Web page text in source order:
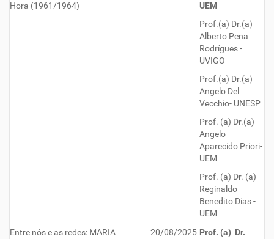
Hora (1961/1964)
UEM
Prof.(a) Dr.(a)
Alberto Pena
Rodrígues -
UVIGO
Prof.(a) Dr.(a)
Angelo Del
Vecchio- UNESP
Prof. (a) Dr.(a)
Angelo
Aparecido Priori-
UEM
Prof. (a) Dr. (a)
Reginaldo
Benedito Dias -
UEM
Entre nós e as redes: MARIA
20/08/2025 Prof. (a) Dr.